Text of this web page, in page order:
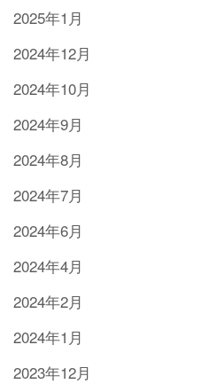
2025年1月
2024年12月
2024年10月
2024年9月
2024年8月
2024年7月
2024年6月
2024年4月
2024年2月
2024年1月
2023年12月